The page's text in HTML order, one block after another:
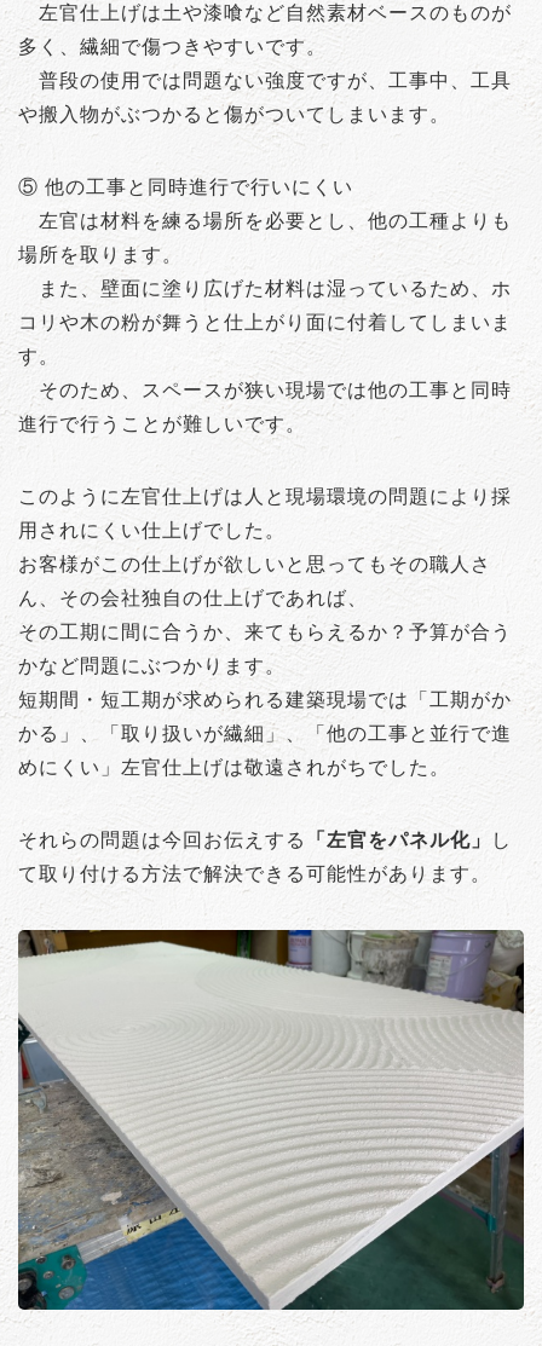
左官仕上げは土や漆喰など自然素材ベースのものが
多く、繊細で傷つきやすいです。
普段の使用では問題ない強度ですが、工事中、工具
や搬入物がぶつかると傷がついてしまいます。
⑤ 他の工事と同時進行で行いにくい
左官は材料を練る場所を必要とし、他の工種よりも
場所を取ります。
また、壁面に塗り広げた材料は湿っているため、ホ
コリや木の粉が舞うと仕上がり面に付着してしまいま
す。
そのため、スペースが狭い現場では他の工事と同時
進行で行うことが難しいです。
このように左官仕上げは人と現場環境の問題により採
用されにくい仕上げでした。
お客様がこの仕上げが欲しいと思ってもその職人さ
ん、その会社独自の仕上げであれば、
その工期に間に合うか、来てもらえるか？予算が合う
かなど問題にぶつかります。
短期間・短工期が求められる建築現場では「工期がか
かる」、「取り扱いが繊細」、「他の工事と並行で進
めにくい」左官仕上げは敬遠されがちでした。
それらの問題は今回お伝えする 「左官をパネル化」
し
て取り付ける方法で解決できる可能性があります。